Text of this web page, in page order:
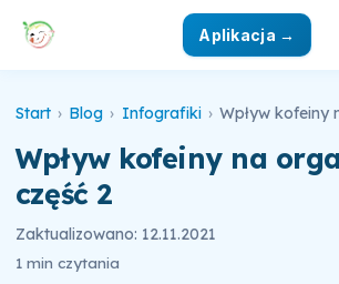
Aplikacja →
Start › Blog › Infografiki ›
Wpływ kofeiny na
część 2
Zaktualizowano: 12.11.2021
1 min czytania